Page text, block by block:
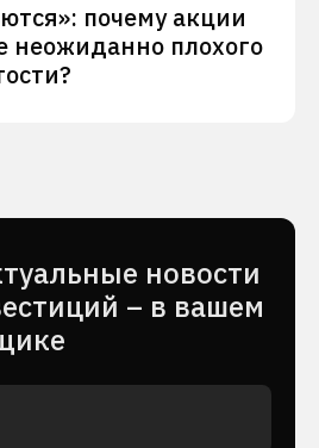
почему акции
неожиданно плохого
новости
– в вашем